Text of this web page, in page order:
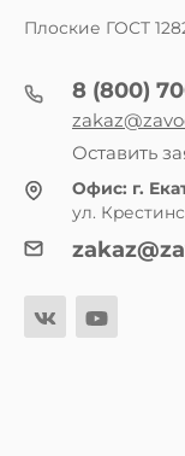
Плоские ГОСТ
8 (800)
Оставить
Офис: г.
ул.